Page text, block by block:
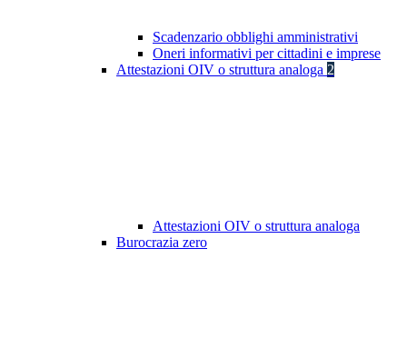
Scadenzario obblighi amministrativi
Oneri informativi per cittadini e imprese
Attestazioni OIV o struttura analoga 2
Attestazioni OIV o struttura analoga
Burocrazia zero